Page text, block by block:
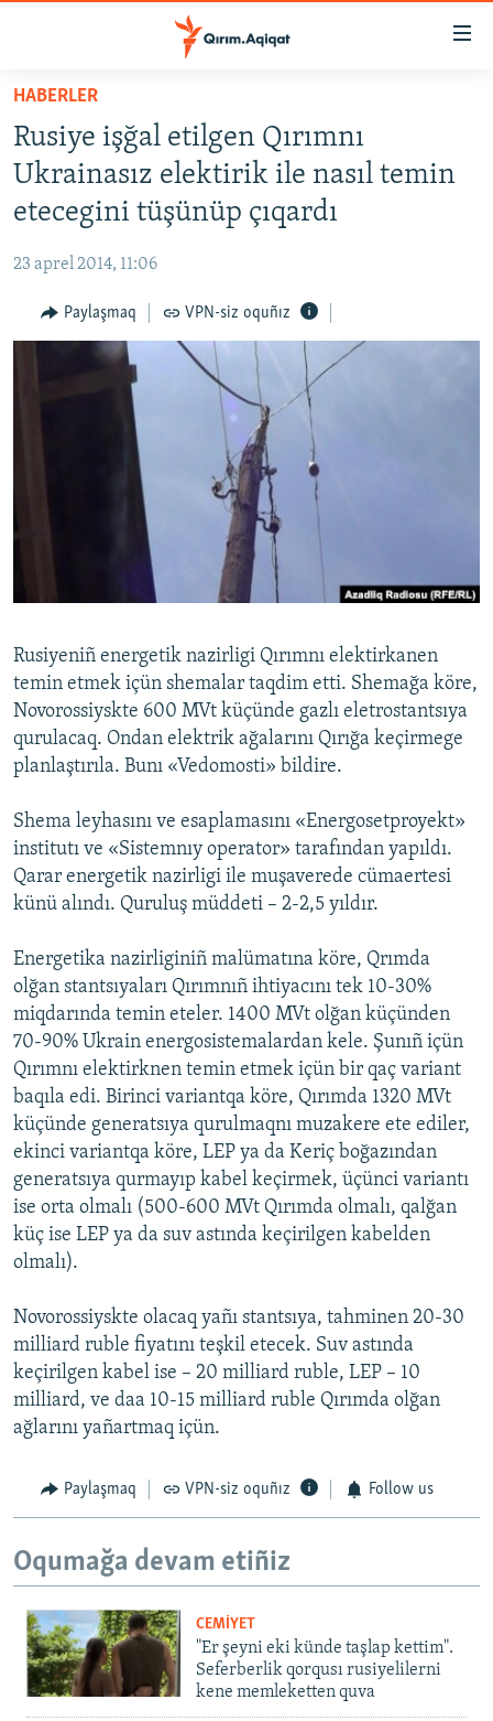
Esas
qaytmaq
Baş
navigatsiyağa
qaytmaq
Qıdıruvğa
qaytmaq
SİYASET
İQTİSADİYAT
MEDENİYET
İNSAN AQLARI
SÜRET
RFE/RS bütün saytları
HABERLER
Rusiye işğal etilgen Qırımnı
Ukrainasız elektirik ile nasıl temin
etecegini tüşünüp çıqardı
23 aprel 2014, 11:06
Paylaşmaq VPN-siz oquñız
Rusiyeniñ energetik nazirligi Qırımnı elektirkanen
temin etmek içün shemalar taqdim etti. Shemağa köre,
Novorossiyskte 600 MVt küçünde gazlı eletrostantsıya
qurulacaq. Ondan elektrik ağalarını Qırığa keçirmege
planlaştırıla. Bunı «Vedomosti» bildire.
Shema leyhasını ve esaplamasını «Energosetproyekt»
institutı ve «Sistemnıy operator» tarafından yapıldı.
Qarar energetik nazirligi ile muşaverede cümaertesi
künü alındı. Quruluş müddeti – 2-2,5 yıldır.
Energetika nazirliginiñ malümatına köre, Qrımda
olğan stantsıyaları Qırımnıñ ihtiyacını tek 10-30%
miqdarında temin eteler. 1400 MVt olğan küçünden
70-90% Ukrain energosistemalardan kele. Şunıñ içün
Qırımnı elektirknen temin etmek içün bir qaç variant
baqıla edi. Birinci variantqa köre, Qırımda 1320 MVt
küçünde generatsıya qurulmaqnı muzakere ete ediler,
ekinci variantqa köre, LEP ya da Keriç boğazından
generatsıya qurmayıp kabel keçirmek, üçünci variantı
ise orta olmalı (500-600 MVt Qırımda olmalı, qalğan
küç ise LEP ya da suv astında keçirilgen kabelden
olmalı).
Novorossiyskte olacaq yañı stantsıya, tahminen 20-30
milliard ruble fiyatını teşkil etecek. Suv astında
keçirilgen kabel ise – 20 milliard ruble, LEP – 10
milliard, ve daa 10-15 milliard ruble Qırımda olğan
ağlarını yañartmaq içün.
Paylaşmaq VPN-siz oquñız Follow us
Oqumağa devam etiñiz
CEMİYET
"Er şeyni eki künde taşlap kettim".
Seferberlik qorqusı rusiyelilerni
kene memleketten quva